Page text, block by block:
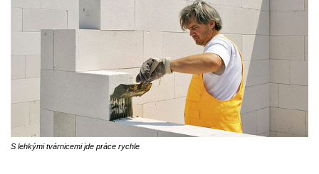
S lehkými tvárnicemi jde práce rychle